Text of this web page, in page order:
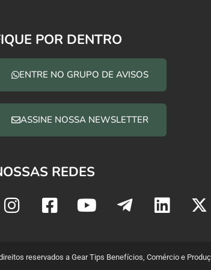
POR DENTRO
ENTRE NO GRUPO DE AVISOS
ASSINE NOSSA NEWSLETTER
REDES
reservados a Gear Tips Benefícios, Comércio e